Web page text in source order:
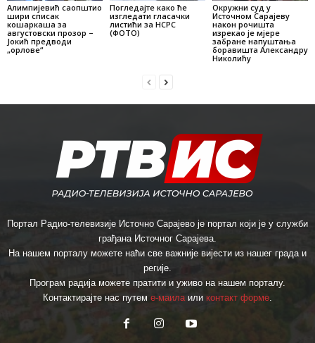
Алимпијевић саопштио
шири списак
кошаркаша за
августовски прозор –
Јокић предводи
„орлове“
Погледајте како ће
изгледати гласачки
листићи за НСРС
(ФОТО)
Окружни суд у
Источном Сарајеву
након рочишта
изрекао je мјере
забране напуштања
боравишта Александру
Николићу
Портал Радио-телевизије Источно Сарајево је портал који је у служби
грађана Источног Сарајева.
На нашем порталу можете наћи све важније вијести из нашег града и
регије.
Програм радија можете пратити и уживо на нашем порталу.
Контактирајте нас путем е-маила или контакт форме